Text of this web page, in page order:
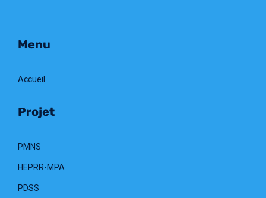
Menu
Accueil
Projet
PMNS
HEPRR-MPA
PDSS